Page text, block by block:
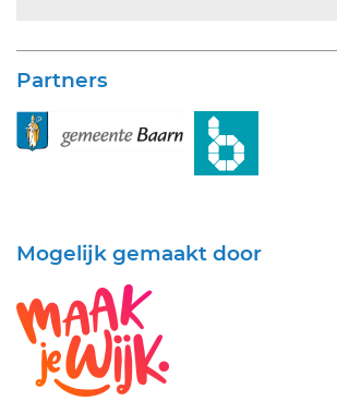
Partners
Mogelijk gemaakt door